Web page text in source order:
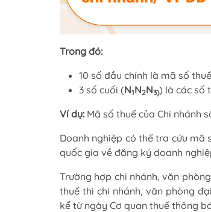
Trong đó:
10 số đầu chính là mã số
3 số cuối (N1N2N3)) là các số
Ví dụ: Mã số thuế của Chi nhánh
Doanh nghiệp có thể tra cứu mã
quốc gia về đăng ký doanh
Trường hợp chi nhánh, văn
thuế thì chi nhánh, văn phòng
kể từ ngày Cơ quan thuế thông